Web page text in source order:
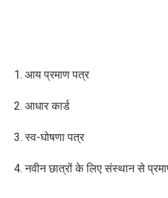
1. आय प्रमाण पत्र
2. आधार कार्ड
3. स्व-घोषणा पत्र
4. नवीन छात्रों के लिए संस्थान से